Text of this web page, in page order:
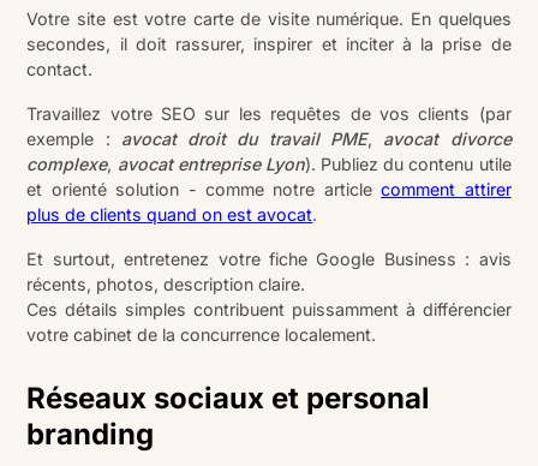
Votre site est votre carte de visite numérique. En quelques
secondes, il doit rassurer, inspirer et inciter à la prise de
contact.
Travaillez votre SEO sur les requêtes de vos clients (par
exemple : avocat droit du travail PME, avocat divorce
complexe, avocat entreprise Lyon). Publiez du contenu utile
et orienté solution - comme notre articlecomment attirer
plus de clients quand on est avocat.
Et surtout, entretenez votre fiche Google Business : avis
récents, photos, description claire.
Ces détails simples contribuent puissamment à différencier
votre cabinet de la concurrence localement.
Réseaux sociaux et personal
branding